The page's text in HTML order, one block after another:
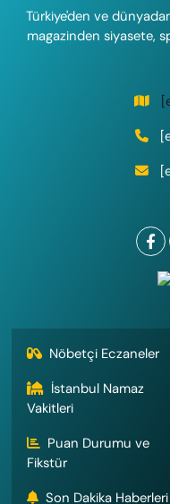
Türkiye'den ve
magazinden siyasete,
Nöbetçi Eczaneler
İstanbul Namaz
Vakitleri
Puan Durumu ve
Fikstür
Son Dakika Haberleri